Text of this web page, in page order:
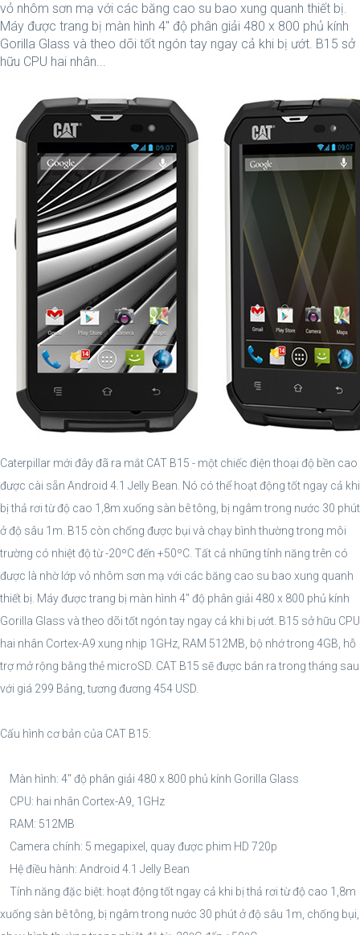
vỏ nhôm sơn mạ với các băng cao su bao xung quanh thiết bị.
Máy được trang bị màn hình 4" độ phân giải 480 x 800 phủ kính
Gorilla Glass và theo dõi tốt ngón tay ngay cả khi bị ướt. B15 sở
hữu CPU hai nhân...
Caterpillar mới đây đã ra mắt CAT B15 - một chiếc điện thoại độ bền cao
được cài sẵn Android 4.1 Jelly Bean. Nó có thể hoạt động tốt ngay cả khi
bị thả rơi từ độ cao 1,8m xuống sàn bê tông, bị ngâm trong nước 30 phút
ở độ sâu 1m. B15 còn chống được bụi và chạy bình thường trong môi
trường có nhiệt độ từ -20ºC đến +50ºC. Tất cả những tính năng trên có
được là nhờ lớp vỏ nhôm sơn mạ với các băng cao su bao xung quanh
thiết bị. Máy được trang bị màn hình 4" độ phân giải 480 x 800 phủ kính
Gorilla Glass và theo dõi tốt ngón tay ngay cả khi bị ướt. B15 sở hữu CPU
hai nhân Cortex-A9 xung nhịp 1GHz, RAM 512MB, bộ nhớ trong 4GB, hỗ
trợ mở rộng bằng thẻ microSD. CAT B15 sẽ được bán ra trong tháng sau
với giá 299 Bảng, tương đương 454 USD.
Cấu hình cơ bản của CAT B15:
Màn hình: 4" độ phân giải 480 x 800 phủ kính Gorilla Glass
CPU: hai nhân Cortex-A9, 1GHz
RAM: 512MB
Camera chính: 5 megapixel, quay được phim HD 720p
Hệ điều hành: Android 4.1 Jelly Bean
Tính năng đặc biệt: hoạt động tốt ngay cả khi bị thả rơi từ độ cao 1,8m
xuống sàn bê tông, bị ngâm trong nước 30 phút ở độ sâu 1m, chống bụi,